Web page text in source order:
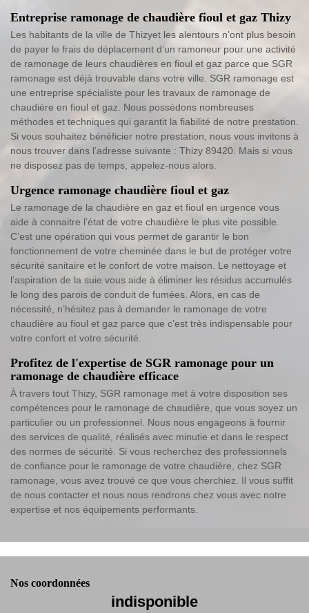
Entreprise ramonage de chaudière fioul et gaz Thizy
Les habitants de la ville de Thizyet les alentours n’ont plus besoin
de payer le frais de déplacement d’un ramoneur pour une activité
de ramonage de leurs chaudières en fioul et gaz parce que SGR
ramonage est déjà trouvable dans votre ville. SGR ramonage est
une entreprise spécialiste pour les travaux de ramonage de
chaudière en fioul et gaz. Nous possédons nombreuses
méthodes et techniques qui garantit la fiabilité de notre prestation.
Si vous souhaitez bénéficier notre prestation, nous vous invitons à
nous trouver dans l’adresse suivante : Thizy 89420. Mais si vous
ne disposez pas de temps, appelez-nous alors.
Urgence ramonage chaudière fioul et gaz
Le ramonage de la chaudière en gaz et fioul en urgence vous
aide à connaitre l’état de votre chaudière le plus vite possible.
C’est une opération qui vous permet de garantir le bon
fonctionnement de votre cheminée dans le but de protéger votre
sécurité sanitaire et le confort de votre maison. Le nettoyage et
l’aspiration de la suie vous aide à éliminer les résidus accumulés
le long des parois de conduit de fumées. Alors, en cas de
nécessité, n’hésitez pas à demander le ramonage de votre
chaudière au fioul et gaz parce que c’est très indispensable pour
votre confort et votre sécurité.
Profitez de l'expertise de SGR ramonage pour un
ramonage de chaudière efficace
À travers tout Thizy, SGR ramonage met à votre disposition ses
compétences pour le ramonage de chaudière, que vous soyez un
particulier ou un professionnel. Nous nous engageons à fournir
des services de qualité, réalisés avec minutie et dans le respect
des normes de sécurité. Si vous recherchez des professionnels
de confiance pour le ramonage de votre chaudière, chez SGR
ramonage, vous avez trouvé ce que vous cherchiez. Il vous suffit
de nous contacter et nous nous rendrons chez vous avec notre
expertise et nos équipements performants.
Nos coordonnées
indisponible